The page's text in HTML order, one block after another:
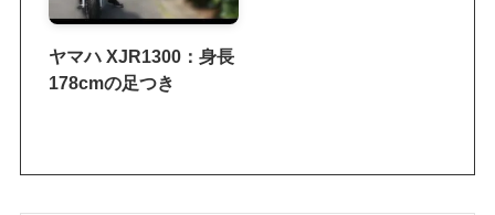
ヤマハ XJR1300：身長
178cmの足つき